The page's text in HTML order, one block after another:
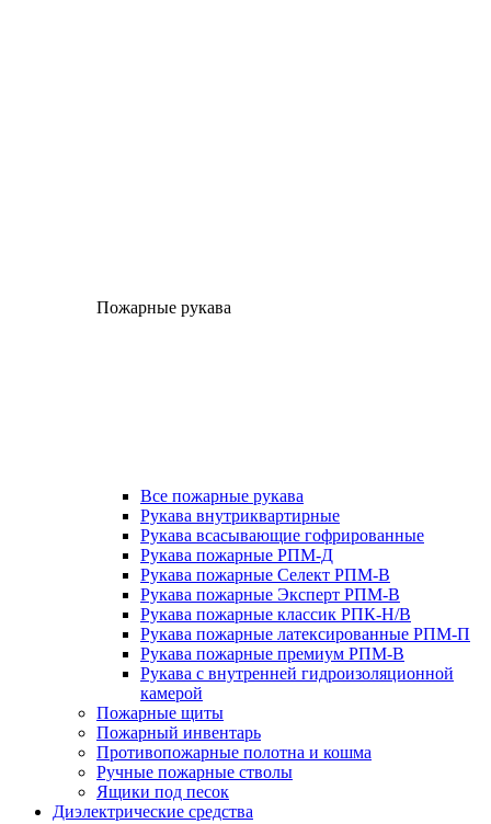
Пожарные рукава
Все пожарные рукава
Рукава внутриквартирные
Рукава всасывающие гофрированные
Рукава пожарные РПМ-Д
Рукава пожарные Селект РПМ-В
Рукава пожарные Эксперт РПМ-В
Рукава пожарные классик РПК-Н/В
Рукава пожарные латексированные РПМ-П
Рукава пожарные премиум РПМ-В
Рукава с внутренней гидроизоляционной
камерой
Пожарные щиты
Пожарный инвентарь
Противопожарные полотна и кошма
Ручные пожарные стволы
Ящики под песок
Диэлектрические средства